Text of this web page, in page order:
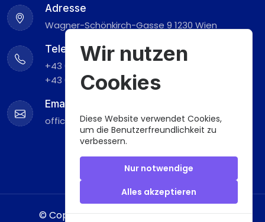
Adresse
Wagner-Schönkirch-Gasse 9 1230 Wien
Telefon
+43 676 929 67 08
+43 660 839 30 05
Email
office@yildizteppichreinigung.at
© Copyrights 2024 All Right Reserved by
Wir nutzen
Cookies
Diese Website verwendet Cookies,
um die Benutzerfreundlichkeit zu
verbessern.
Nur notwendige
Alles akzeptieren